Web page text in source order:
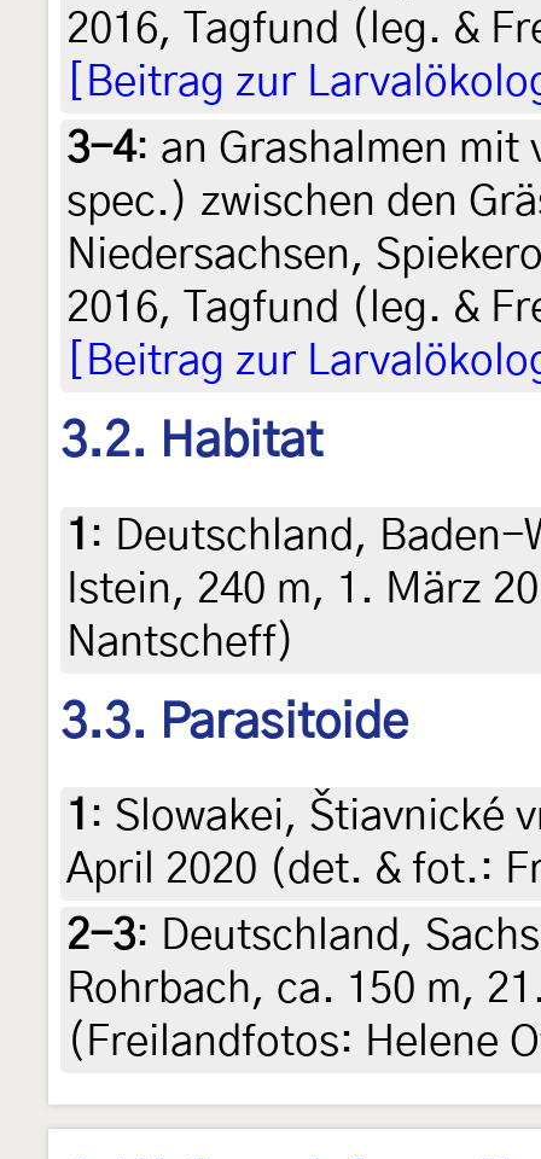
2016, Tagfund (leg. &
[Beitrag zur
3-4: an Grashalmen
spec.) zwischen den
Niedersachsen,
2016, Tagfund (leg. &
[Beitrag zur
3.2. Habitat
1 : Deutschland,
Istein, 240 m, 1. März
Nantscheff)
3.3. Parasitoide
1 : Slowakei, Štiavnické
April 2020 (det. & fot.:
2-3: Deutschland,
Rohrbach, ca. 150 m,
(Freilandfotos: Helene